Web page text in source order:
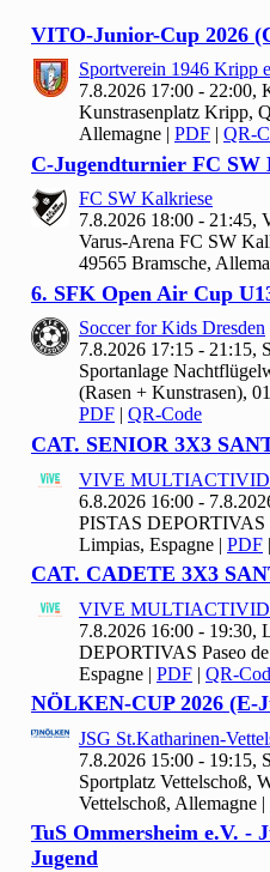
VITO-Junior-Cup 2026
Sportverein 1946 Kripp
7.8.2026 17:00 - 22:00,
Kunstrasenplatz Kripp,
Allemagne | PDF | QR-
C-Jugendturnier FC SW
FC SW Kalkriese
7.8.2026 18:00 - 21:45,
Varus-Arena FC SW
49565 Bramsche,
6. SFK Open Air Cup U
Soccer for Kids Dresden
7.8.2026 17:15 - 21:15,
Sportanlage
(Rasen + Kunstrasen),
PDF
QR-Code
CAT. SENIOR 3X3
VIVE
6.8.2026 16:00 -
PISTAS DEPORTIVAS
Limpias, Espagne | PDF |
CAT. CADETE 3X3
VIVE
7.8.2026 16:00 - 19:30,
DEPORTIVAS Paseo
Espagne | PDF | QR-
NÖLKEN-CUP 2026 (E-
JSG St.Katharinen-
7.8.2026 15:00 - 19:15,
Sportplatz Vettelschoß,
Vettelschoß, Allemagne |
TuS Ommersheim e.V. -
Jugend